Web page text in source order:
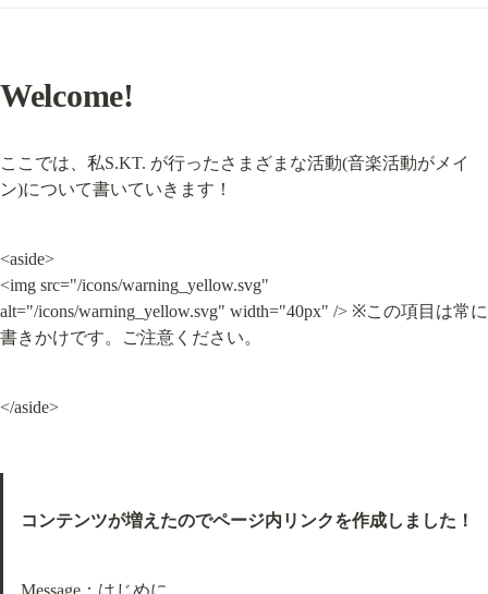
Welcome!
ここでは、私S.KT. が行ったさまざまな活動(音楽活動がメイ
ン)について書いていきます！
<aside>
<img src="/icons/warning_yellow.svg"
alt="/icons/warning_yellow.svg" width="40px" /> ※この項目は常に
書きかけです。ご注意ください。
</aside>
コンテンツが増えたのでページ内リンクを作成しました！
Message